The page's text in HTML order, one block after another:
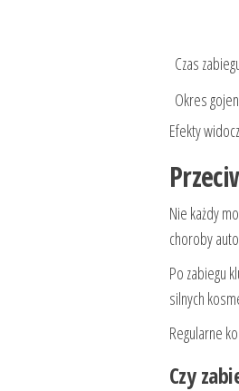
Czas
Okres
Efekty
Nie każdy
choroby
Po zabiegu
silnych
Regularne
Czy